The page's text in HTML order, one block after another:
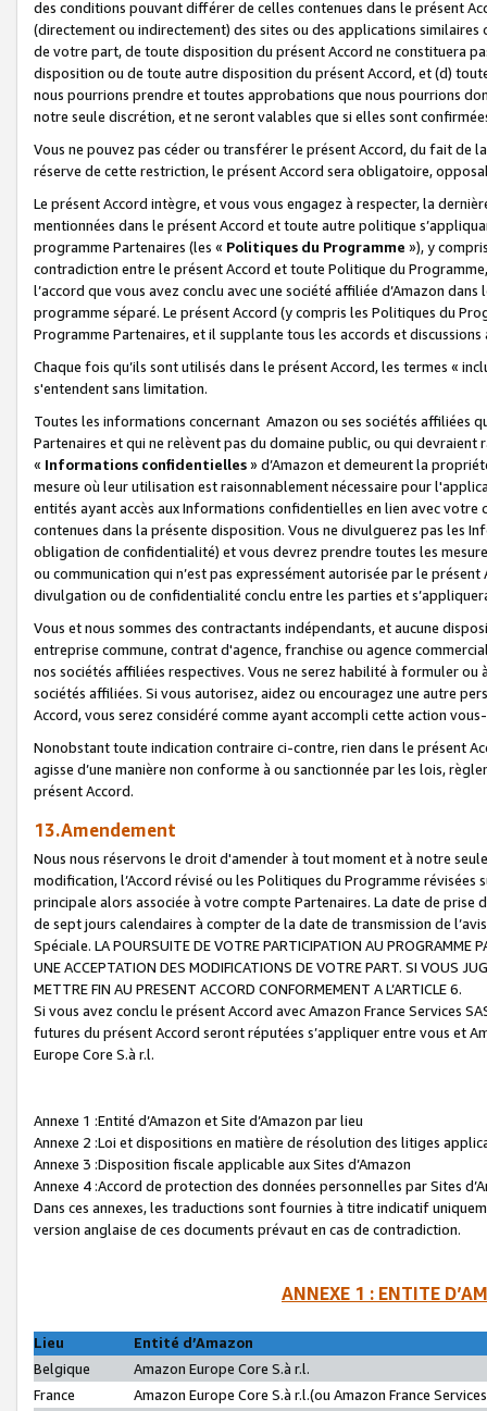
des conditions pouvant différer de celles contenues dans le présent
(directement ou indirectement) des sites ou des applications
de votre part, de toute disposition du présent Accord ne constituera
disposition ou de toute autre disposition du présent Accord, et (d)
nous pourrions prendre et toutes approbations que nous pourrions
notre seule discrétion, et ne seront valables que si elles sont
Vous ne pouvez pas céder ou transférer le présent Accord, du fait de
réserve de cette restriction, le présent Accord sera obligatoire,
Le présent Accord intègre, et vous vous engagez à respecter, la
mentionnées dans le présent Accord et toute autre politique
programme Partenaires (les « Politiques du Programme »), y
contradiction entre le présent Accord et toute Politique du
l’accord que vous avez conclu avec une société affiliée d’Amazon
programme séparé. Le présent Accord (y compris les Politiques du
Programme Partenaires, et il supplante tous les accords et discussions
Chaque fois qu’ils sont utilisés dans le présent Accord, les termes «
s'entendent sans limitation.
Toutes les informations concernant Amazon ou ses sociétés affiliées
Partenaires et qui ne relèvent pas du domaine public, ou qui
« Informations confidentielles» d’Amazon et demeurent la
mesure où leur utilisation est raisonnablement nécessaire pour
entités ayant accès aux Informations confidentielles en lien avec
contenues dans la présente disposition. Vous ne divulguerez pas les
obligation de confidentialité) et vous devrez prendre toutes les
ou communication qui n’est pas expressément autorisée par le
divulgation ou de confidentialité conclu entre les parties et
Vous et nous sommes des contractants indépendants, et aucune
entreprise commune, contrat d'agence, franchise ou agence
nos sociétés affiliées respectives. Vous ne serez habilité à formuler
sociétés affiliées. Si vous autorisez, aidez ou encouragez une autre
Accord, vous serez considéré comme ayant accompli cette action
Nonobstant toute indication contraire ci-contre, rien dans le présent
agisse d’une manière non conforme à ou sanctionnée par les lois,
présent Accord.
13.Amendement
Nous nous réservons le droit d'amender à tout moment et à notre
modification, l’Accord révisé ou les Politiques du Programme
principale alors associée à votre compte Partenaires. La date de
de sept jours calendaires à compter de la date de transmission de
Spéciale. LA POURSUITE DE VOTRE PARTICIPATION AU PROGRAMME
UNE ACCEPTATION DES MODIFICATIONS DE VOTRE PART. SI VOUS
METTRE FIN AU PRESENT ACCORD CONFORMEMENT A L’ARTICLE 6.
Si vous avez conclu le présent Accord avec Amazon France Services
futures du présent Accord seront réputées s’appliquer entre vous et
Europe Core S.à r.l.
Annexe 1 :Entité d’Amazon et Site d’Amazon par lieu
Annexe 2 :Loi et dispositions en matière de résolution des litiges
Annexe 3 :Disposition fiscale applicable aux Sites d’Amazon
Annexe 4 :Accord de protection des données personnelles par Sites
Dans ces annexes, les traductions sont fournies à titre indicatif
version anglaise de ces documents prévaut en cas de contradiction.
ANNEXE 1 : ENTITE
Lieu
Entité d’Amazon
Belgique
Amazon Europe Core S.à r.l.
France
Amazon Europe Core S.à r.l.(ou Amazon France